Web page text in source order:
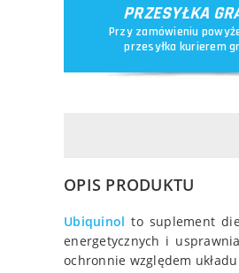
PRZESYŁKA
Przy zamówieniu
przesyłka kurierem
OPIS PRODUKTU
Ubiquinolto suplement
energetycznych i
ochronnie względem